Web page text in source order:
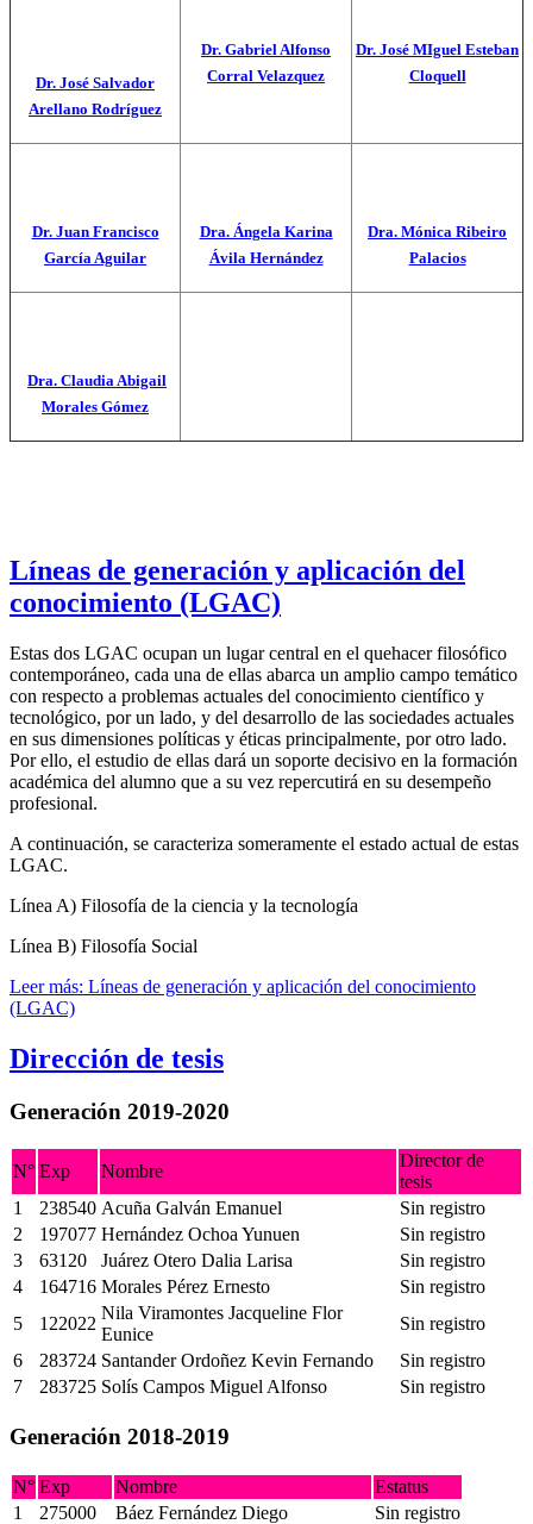
Dr. José Salvador
Arellano Rodríguez
Dr. Gabriel Alfonso
Corral Velazquez
Dr. José MIguel Esteban
Cloquell
Dr. Juan Francisco
García Aguilar
Dra. Ángela Karina
Ávila Hernández
Dra. Mónica Ribeiro
Palacios
Dra. Claudia Abigail
Morales Gómez
Líneas de generación y aplicación del
conocimiento (LGAC)
Estas dos LGAC ocupan un lugar central en el quehacer filosófico
contemporáneo, cada una de ellas abarca un amplio campo temático
con respecto a problemas actuales del conocimiento científico y
tecnológico, por un lado, y del desarrollo de las sociedades actuales
en sus dimensiones políticas y éticas principalmente, por otro lado.
Por ello, el estudio de ellas dará un soporte decisivo en la formación
académica del alumno que a su vez repercutirá en su desempeño
profesional.
A continuación, se caracteriza someramente el estado actual de estas
LGAC.
Línea A) Filosofía de la ciencia y la tecnología
Línea B) Filosofía Social
Leer más: Líneas de generación y aplicación del conocimiento
(LGAC)
Dirección de tesis
Generación 2019-2020
N° Exp Nombre
Director de
tesis
1
238540 Acuña Galván Emanuel
Sin registro
2
197077 Hernández Ochoa Yunuen
Sin registro
3
63120 Juárez Otero Dalia Larisa
Sin registro
4
164716 Morales Pérez Ernesto
Sin registro
5
122022
Nila Viramontes Jacqueline Flor
Eunice
Sin registro
6
283724 Santander Ordoñez Kevin Fernando
Sin registro
7
283725 Solís Campos Miguel Alfonso Sin registro
Generación 2018-2019
N° Exp Nombre
Estatus
1
275000 Báez Fernández Diego Sin registro